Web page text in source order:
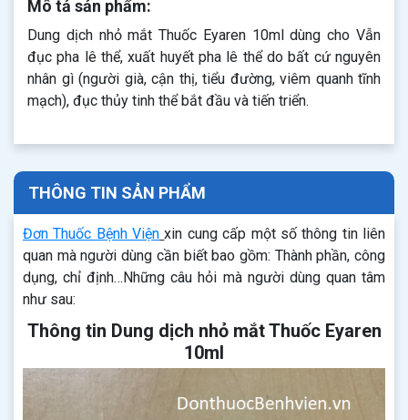
Mô tả sản phẩm:
Dung dịch nhỏ mắt Thuốc Eyaren 10ml dùng cho Vẫn
đục pha lê thể, xuất huyết pha lê thể do bất cứ nguyên
nhân gì (người già, cận thị, tiểu đường, viêm quanh tĩnh
mạch), đục thủy tinh thể bắt đầu và tiến triển.
THÔNG TIN SẢN PHẨM
Đơn Thuốc Bệnh Viện xin cung cấp một số thông tin liên
quan mà người dùng cần biết bao gồm: Thành phần, công
dụng, chỉ định…Những câu hỏi mà người dùng quan tâm
như sau:
Thông tin Dung dịch nhỏ mắt Thuốc Eyaren
10ml